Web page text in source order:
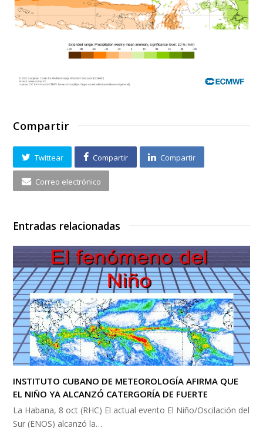
Compartir
Twittear Compartir Compartir
Correo electrónico
Entradas relacionadas
INSTITUTO CUBANO DE METEOROLOGÍA AFIRMA QUE
EL NIÑO YA ALCANZÓ CATERGORÍA DE FUERTE
La Habana, 8 oct (RHC) El actual evento El Niño/Oscilación del
Sur (ENOS) alcanzó la…